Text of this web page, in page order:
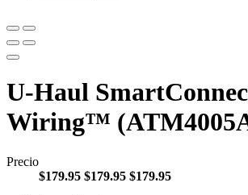
U-Haul
Wiring™
Precio
$179.95 $179.95 $179.95